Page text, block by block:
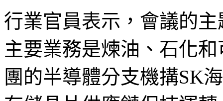
行業官員表示，會議的
主要業務是煉油、石化
團的半導體分支機搆SK